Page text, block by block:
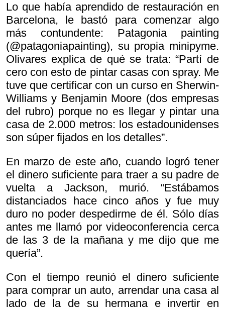
Lo que había aprendido de restauración en
Barcelona, le bastó para comenzar algo
más contundente: Patagonia painting
(@patagoniapainting), su propia minipyme.
Olivares explica de qué se trata: “Partí de
cero con esto de pintar casas con spray. Me
tuve que certificar con un curso en Sherwin-
Williams y Benjamin Moore (dos empresas
del rubro) porque no es llegar y pintar una
casa de 2.000 metros: los estadounidenses
son súper fijados en los detalles”.
En marzo de este año, cuando logró tener
el dinero suficiente para traer a su padre de
vuelta a Jackson, murió. “Estábamos
distanciados hace cinco años y fue muy
duro no poder despedirme de él. Sólo días
antes me llamó por videoconferencia cerca
de las 3 de la mañana y me dijo que me
quería”.
Con el tiempo reunió el dinero suficiente
para comprar un auto, arrendar una casa al
lado de la de su hermana e invertir en